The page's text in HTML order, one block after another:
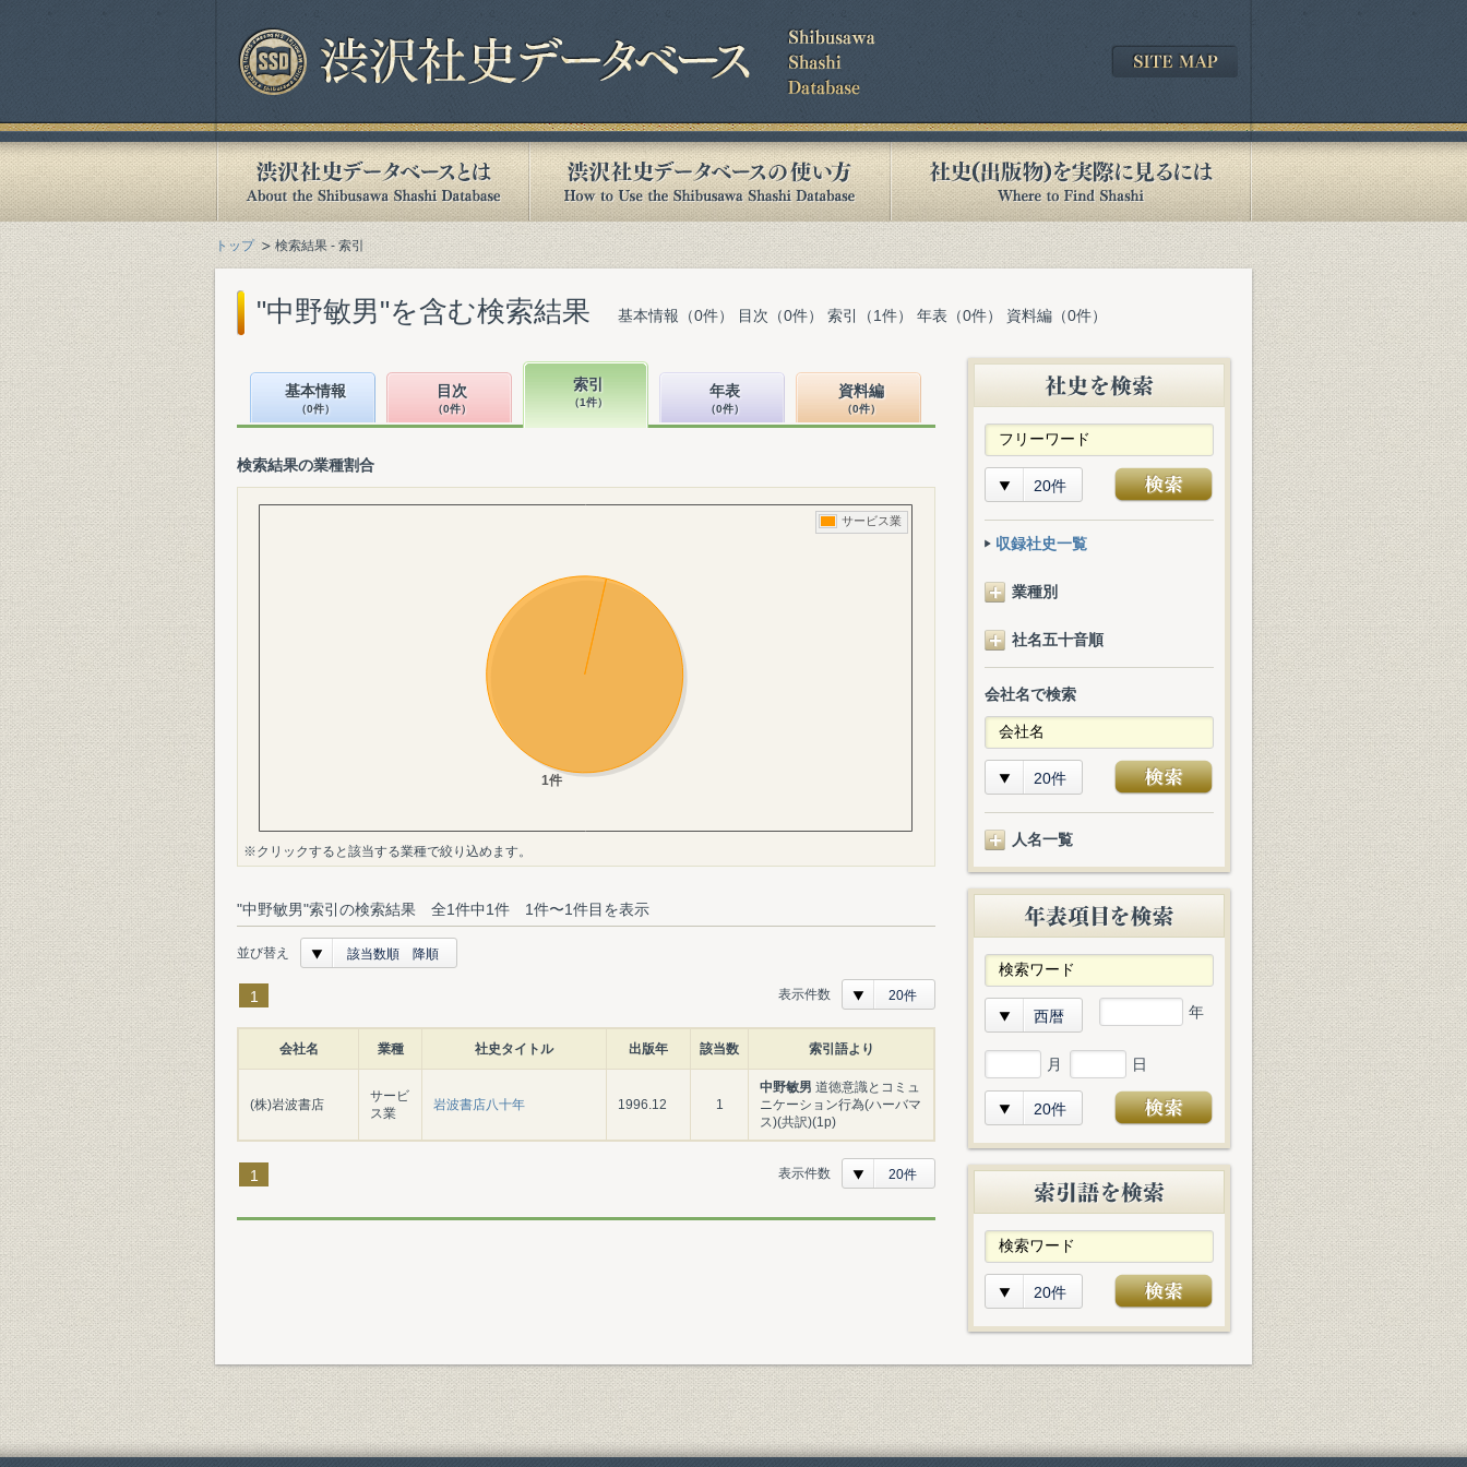
トップ 検索結果 - 索引
"中野敏男"を含む検索結果 基本情報（0件） 目次（0件） 索引（1件） 年表（0件） 資料編（0件）
基本情報
（0件）
目次
（0件）
索引
（1件）
年表
（0件）
資料編
（0件）
検索結果の業種割合
※クリックすると該当する業種で絞り込めます。
"中野敏男"索引の検索結果 全1件中1件 1件〜1件目を表示
並び替え 該当数順 降順
1 表示件数 20件
会社名 業種 社史タイトル 出版年 該当数 索引語より
(株)岩波書店
サービ
ス業
岩波書店八十年 1996.12 1
中野敏男 道徳意識とコミュ
ニケーション行為(ハーバマ
ス)(共訳)(1p)
1 表示件数 20件
20件
収録社史一覧
業種別
社名五十音順
会社名で検索
20件
人名一覧
西暦 年
月 日
20件
20件